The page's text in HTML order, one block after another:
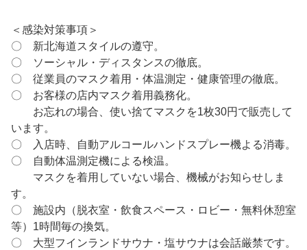
＜感染対策事項＞
〇 新北海道スタイルの遵守。
〇 ソーシャル・ディスタンスの徹底。
〇 従業員のマスク着用・体温測定・健康管理の徹底。
〇 お客様の店内マスク着用義務化。
お忘れの場合、使い捨てマスクを1枚30円で販売して
います。
〇 入店時、自動アルコールハンドスプレー機よる消毒。
〇 自動体温測定機による検温。
マスクを着用していない場合、機械がお知らせしま
す。
〇 施設内（脱衣室・飲食スペース・ロビー・無料休憩室
等）1時間毎の換気。
〇 大型フインランドサウナ・塩サウナは会話厳禁です。